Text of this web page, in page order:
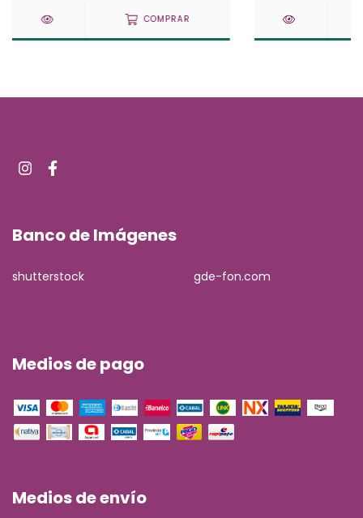
COMPRAR
Banco de Imágenes
shutterstock gde-fon.com
Medios de pago
Medios de envío